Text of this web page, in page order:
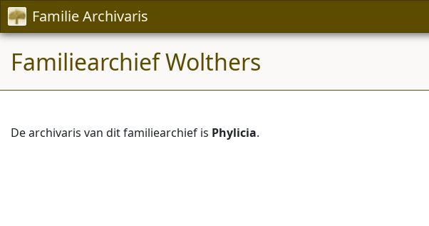
Familie Archivaris
Familiearchief Wolthers
De archivaris van dit familiearchief is Phylicia.